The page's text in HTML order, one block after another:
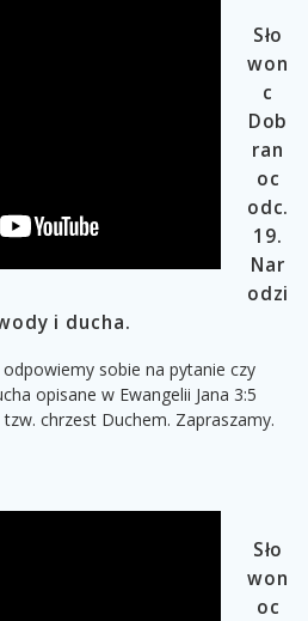
Sło
won
c
Dob
ran
oc
odc.
19.
Nar
odzi
i ducha.
sobie na pytanie czy
opisane w Ewangelii Jana 3:5
chrzest Duchem. Zapraszamy.
Sło
won
oc